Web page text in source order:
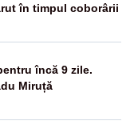
în timpul coborârii
încă 9 zile.
Miruță